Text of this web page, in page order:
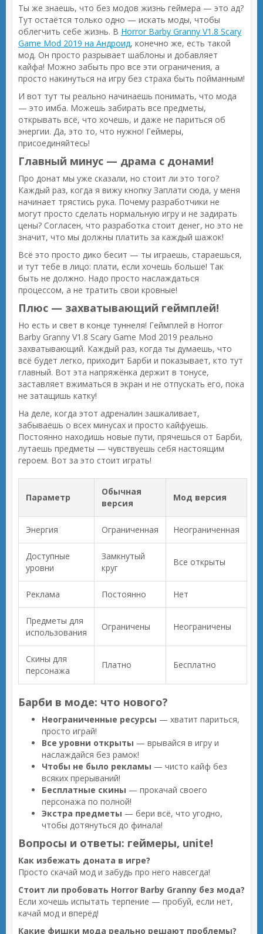
Ты же знаешь, что без модов жизнь геймера — это ад?
Тут остаётся только одно — искать моды, чтобы
облегчить себе жизнь. В Horror Barby Granny V1.8 Scary
Game Mod 2019 на Андроид, конечно же, есть такой
мод. Он просто разрывает шаблоны и добавляет
кайфа! Можно забыть про все эти ограничения, а
просто накинуться на игру без страха быть пойманным!
И вот тут ты реально начинаешь понимать, что мода
— это имба. Можешь забирать все предметы,
открывать всё, что хочешь, и даже не париться об
энергии. Да, это то, что нужно! Геймеры,
присоединяйтесь!
Главный минус — драма с донами!
Про донат мы уже сказали, но стоит ли это того?
Каждый раз, когда я вижу кнопку Заплати сюда, у меня
начинает трястись рука. Почему разработчики не
могут просто сделать нормальную игру и не задирать
цены? Согласен, что разработка стоит денег, но это не
значит, что мы должны платить за каждый шажок!
Всё это просто дико бесит — ты играешь, стараешься,
и тут тебе в лицо: плати, если хочешь больше! Так
быть не должно. Надо просто наслаждаться
процессом, а не тратить свои кровные!
Плюс — захватывающий геймплей!
Но есть и свет в конце туннеля! Геймплей в Horror
Barby Granny V1.8 Scary Game Mod 2019 реально
захватывающий. Каждый раз, когда ты думаешь, что
всё будет легко, приходит Барби и показывает, кто тут
главный. Вот эта напряжёнка держит в тонусе,
заставляет вжиматься в экран и не отпускать его, пока
не затащишь катку!
На деле, когда этот адреналин зашкаливает,
забываешь о всех минусах и просто кайфуешь.
Постоянно находишь новые пути, прячешься от Барби,
лутаешь предметы — чувствуешь себя настоящим
героем. Вот за это стоит играть!
Параметр
Обычная
версия
Мод версия
Энергия Ограниченная Неограниченная
Доступные
уровни
Замкнутый
круг
Все открыты
Реклама Постоянно Нет
Предметы для
использования
Ограничены Неограничены
Скины для
персонажа
Платно Бесплатно
Барби в моде: что нового?
Неограниченные ресурсы — хватит париться,
просто играй!
Все уровни открыты — врывайся в игру и
наслаждайся без рамок!
Чтобы не было рекламы — чисто кайф без
всяких прерываний!
Бесплатные скины — прокачай своего
персонажа по полной!
Экстра предметы — бери всё, что угодно,
чтобы дотянуться до финала!
Вопросы и ответы: геймеры, unite!
Как избежать доната в игре?
Просто скачай мод и забудь про него навсегда!
Стоит ли пробовать Horror Barby Granny без мода?
Если хочешь испытать терпение — пробуй, если нет,
качай мод и вперёд!
Какие фишки мода реально решают проблемы?